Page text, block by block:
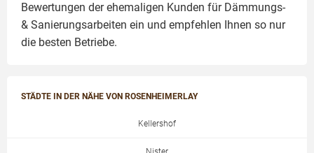
Bewertungen der ehemaligen Kunden für Dämmungs-
& Sanierungsarbeiten ein und empfehlen Ihnen so nur
die besten Betriebe.
STÄDTE IN DER NÄHE VON ROSENHEIMERLAY
Kellershof